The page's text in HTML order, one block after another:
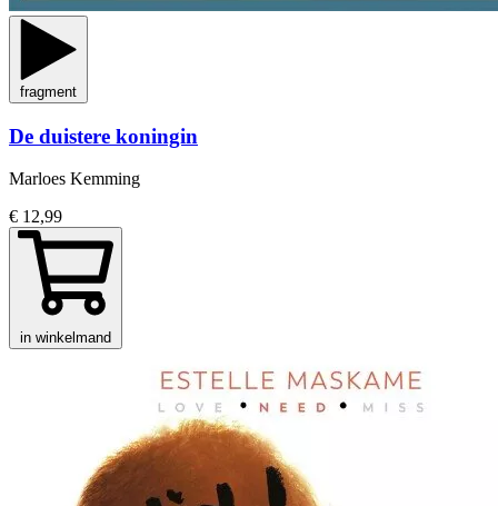
fragment
De duistere koningin
Marloes Kemming
€ 12,99
in winkelmand